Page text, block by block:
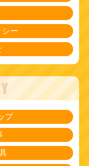
シー
プ